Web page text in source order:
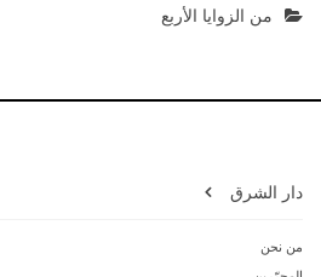
من الزوايا الأربع
دار الشرق
من نحن